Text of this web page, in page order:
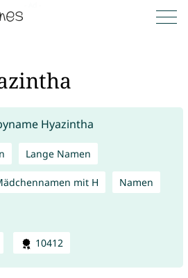
Lange Namen
mit H Namen
10412